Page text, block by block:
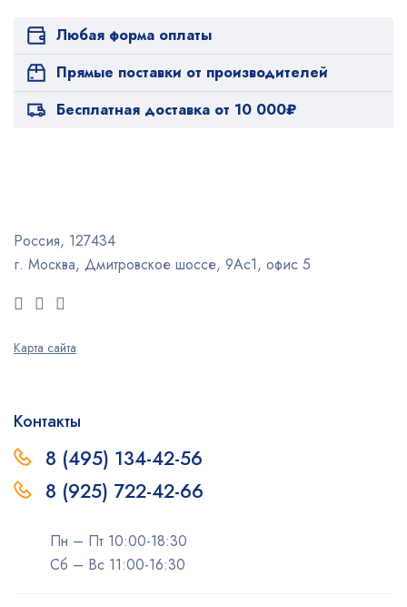
Любая форма оплаты
Прямые поставки от производителей
Бесплатная доставка от 10 000₽
Россия, 127434
г. Москва, Дмитровское шоссе, 9Ас1, офис 5
Карта сайта
Контакты
8 (495) 134-42-56
8 (925) 722-42-66
Пн – Пт 10:00-18:30
Сб – Вс 11:00-16:30